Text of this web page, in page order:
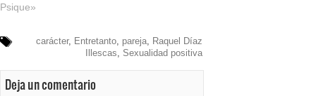
Psique»
carácter, Entretanto, pareja, Raquel Díaz
Illescas, Sexualidad positiva
Deja un comentario